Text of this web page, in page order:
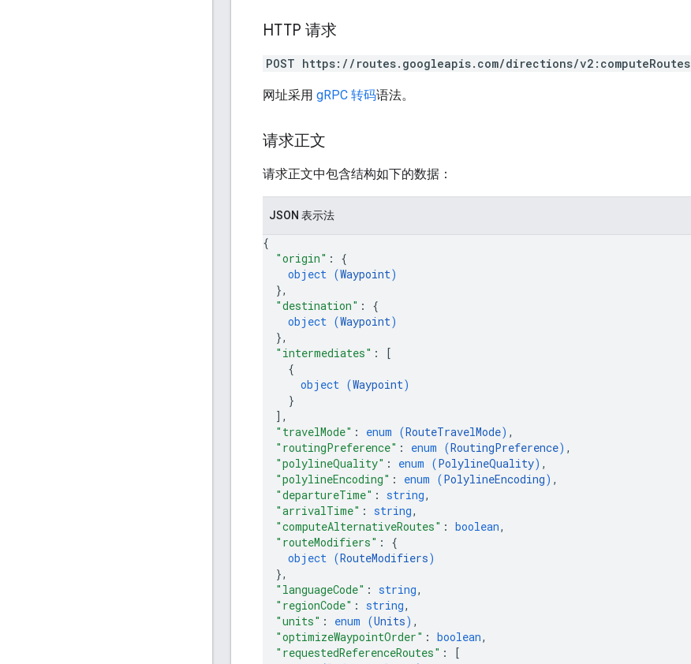
HTTP 请求
POST https://routes.googleapis.com/directions/v2:computeRoutes
网址采用 gRPC 转码语法。
请求正文
请求正文中包含结构如下的数据：
JSON 表示法
{
"origin" : {
object (Waypoint)
},
"destination" : {
object (Waypoint)
},
"intermediates" :
[
{
object (Waypoint)
}
] ,
"travelMode" : enum (RouteTravelMode) ,
"routingPreference" : enum (RoutingPreference) ,
"polylineQuality" : enum (PolylineQuality) ,
"polylineEncoding" : enum (PolylineEncoding) ,
"departureTime" : string,
"arrivalTime" : string,
"computeAlternativeRoutes" : boolean,
"routeModifiers" : {
object (RouteModifiers)
},
"languageCode" : string,
"regionCode" : string,
"units" : enum (Units) ,
"optimizeWaypointOrder" : boolean,
"requestedReferenceRoutes" :
[